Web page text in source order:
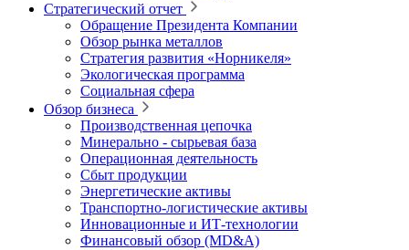
Стратегический отчет
Обращение Президента Компании
Обзор рынка металлов
Стратегия развития «Норникеля»
Экологическая программа
Социальная сфера
Обзор бизнеса
Производственная цепочка
Минерально ‑ сырьевая база
Операционная деятельность
Сбыт продукции
Энергетические активы
Транспортно-логистические активы
Инновационные и ИТ‑технологии
Финансовый обзор (MD&A)